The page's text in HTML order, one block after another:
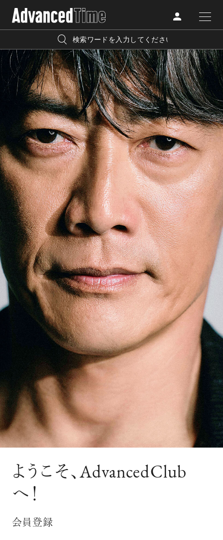
CATEGORY
FASHION
BEAUTY
TRAVEL
LIFESTYLE
FOLLOW US
AdvancedClub
『AdvancedTime』は、自由でしなやかに生きるハイエンド
な大人達におくる、スペシャルイシュー満載のメディア。
高感度なファッション、カルチャーに溺愛、未知の幅広い
教養を求め、今までの人生で積んだ経験、知見を余裕をも
って楽しみながら、進化するソーシャルに寄り添いたい。
何かに縛られていた時間から解き放たれつつある世代の
ライフスタイルを豊かに彩る『AdvancedTime』が発信する
情報をさらに充実し、より速やかに、活用できる
「AdvancedClub」会員組織を設けました。
「AdvancedClub」会員に登録すると、プレゼント応募情報
の一覧、プレミアムな会員限定イベント、ブランドのエクス
クルーシブアイテムの紹介など、特別なコンテンツ情報を
メールマガジンでお届け致します。更に『AdvancedTime』
のタブロイドマガジンのご案内もあり、送付手数料のみを
ご負担いただくことでお手元で『AdvancedTime』をお楽し
みいただけます。
登録は無料です。
一緒に『AdvancedTime』を楽しみましょう！
会員登録をする
人気の検索キーワード
宿泊 プレゼント
リゾート インテリア
美白 アイメイク
ようこそ、AdvancedClub
へ！
会員登録